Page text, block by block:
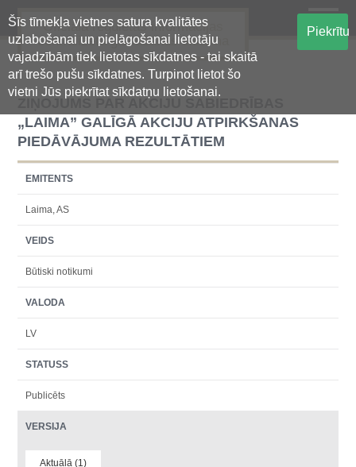
Šīs tīmekļa vietnes satura kvalitātes
uzlabošanai un pielāgošanai lietotāju
vajadzībām tiek lietotas sīkdatnes - tai skaitā
arī trešo pušu sīkdatnes. Turpinot lietot šo
vietni Jūs piekrītat sīkdatņu lietošanai.
Piekrītu
Oficiālā regulētās informācijas
centralizētā glabāšanas sistēma
ZIŅOJUMS PAR AKCIJU SABIEDRĪBAS
„LAIMA” GALĪGĀ AKCIJU ATPIRKŠANAS
PIEDĀVĀJUMA REZULTĀTIEM
EMITENTS
Laima, AS
VEIDS
Būtiski notikumi
VALODA
LV
STATUSS
Publicēts
VERSIJA
Aktuālā (1)